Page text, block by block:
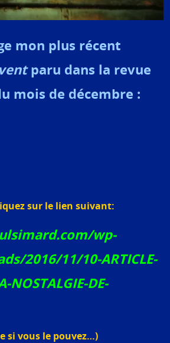
mon plus récent
paru dans la revue
mois de décembre :
sur le lien suivant:
wp-
2016/11/10-ARTICLE-
NOSTALGIE-DE-
si vous le pouvez…)